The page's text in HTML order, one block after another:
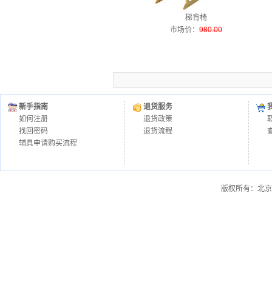
梯背椅
市场价：980.00
新手指南
如何注册
找回密码
辅具申请购买流程
退货服务
退货政策
退货流程
版权所有：北